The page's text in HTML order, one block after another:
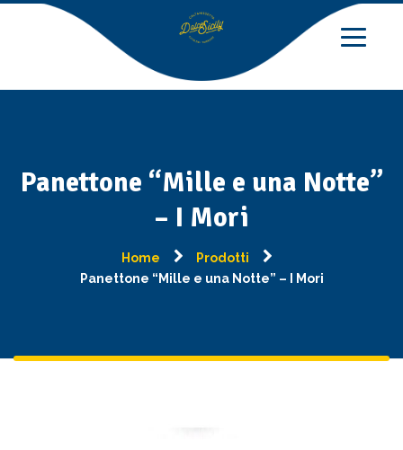
Panettone “Mille e una Notte”
– I Mori
Home
Prodotti
Panettone “Mille e una Notte” – I Mori